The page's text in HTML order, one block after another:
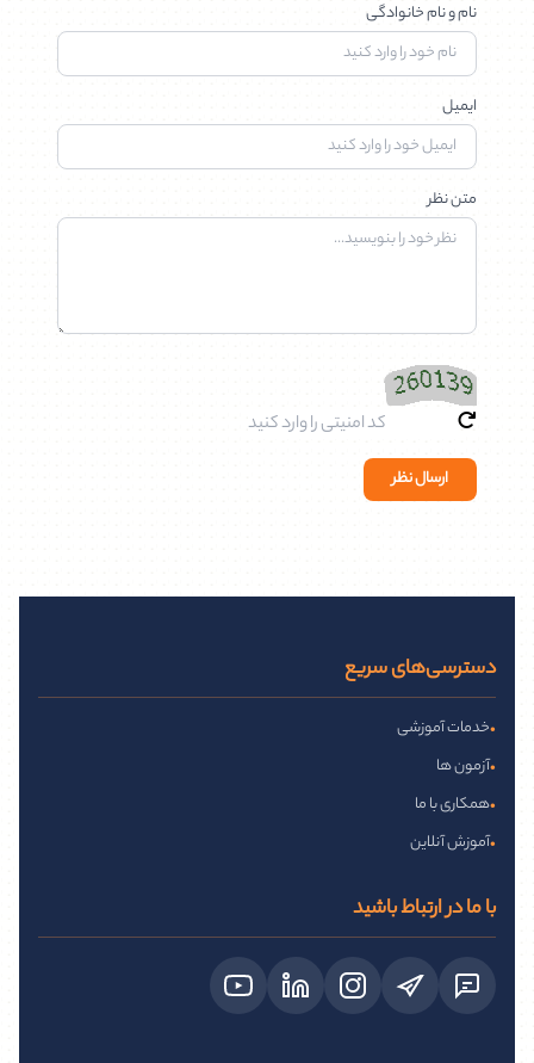
نام و نام خانوادگی
ایمیل
متن نظر
ارسال نظر
دسترسی‌های سریع
•خدمات آموزشی
•آزمون ها
•همکاری با ما
•آموزش آنلاین
با ما در ارتباط باشید